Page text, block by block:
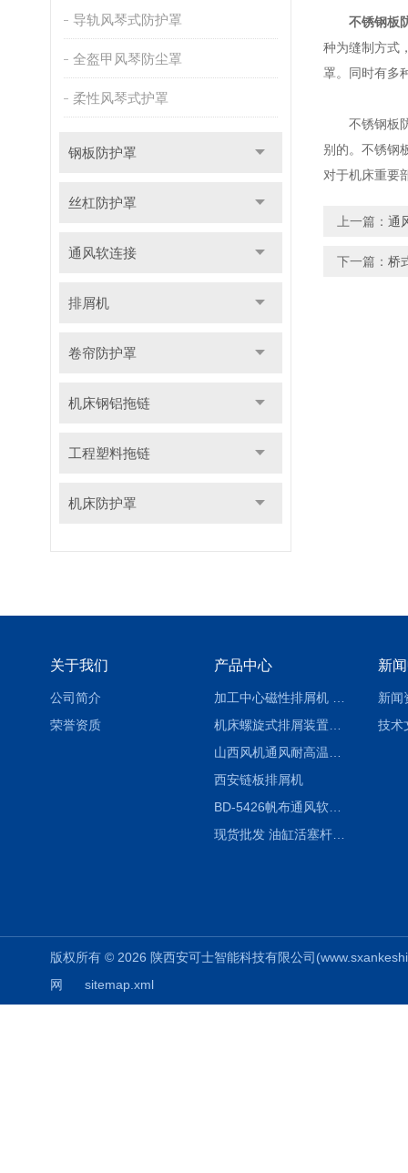
导轨风琴式防护罩
全盔甲风琴防尘罩
柔性风琴式护罩
钢板防护罩
丝杠防护罩
通风软连接
排屑机
卷帘防护罩
机床钢铝拖链
工程塑料拖链
机床防护罩
不锈钢板
种为缝制方式
罩。同时有多
不锈钢板防
别的。不锈钢
对于机床重要
上一篇： 通
下一篇： 桥
关于我们
公司简介
荣誉资质
产品中心
西安链板排屑机
BD-5426帆布通风软连接水泥布袋陕西生产厂家
现货批发 油缸活塞杆圆形保护套
新
新闻
技术
版权所有 © 2026 陕西安可士智能科技有限公司
网
sitemap.xml